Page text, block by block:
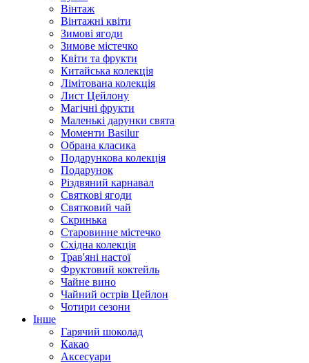
Вінтаж
Вінтажні квіти
Зимові ягоди
Зимове містечко
Квіти та фрукти
Китайська колекція
Лімітована колекція
Лист Цейлону
Магічні фрукти
Маленькі дарунки свята
Моменти Basilur
Обрана класика
Подарункова колекція
Подарунок
Різдвяний карнавал
Святкові ягоди
Святковий чай
Скринька
Старовинне містечко
Східна колекція
Трав'яні настої
Фруктовий коктейль
Чайне вино
Чайний острів Цейлон
Чотири сезони
Інше
Гарячий шоколад
Какао
Аксесуари